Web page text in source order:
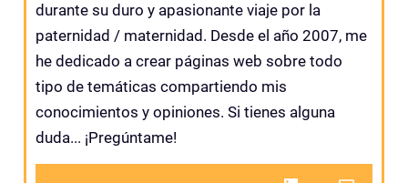
durante su duro y apasionante viaje por la
paternidad / maternidad. Desde el año 2007, me
he dedicado a crear páginas web sobre todo
tipo de temáticas compartiendo mis
conocimientos y opiniones. Si tienes alguna
duda... ¡Pregúntame!